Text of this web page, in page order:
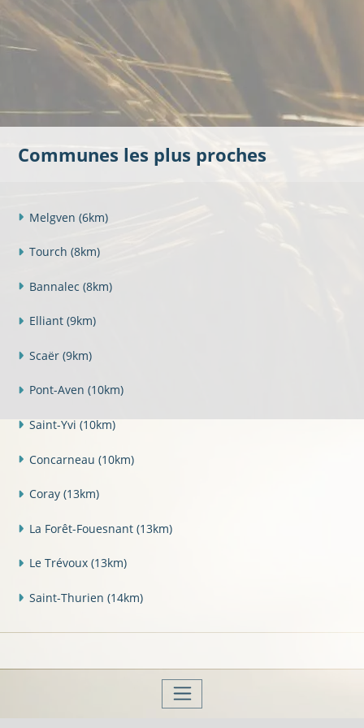
Communes les plus proches
Melgven (6km)
Tourch (8km)
Bannalec (8km)
Elliant (9km)
Scaër (9km)
Pont-Aven (10km)
Saint-Yvi (10km)
Concarneau (10km)
Coray (13km)
La Forêt-Fouesnant (13km)
Le Trévoux (13km)
Saint-Thurien (14km)